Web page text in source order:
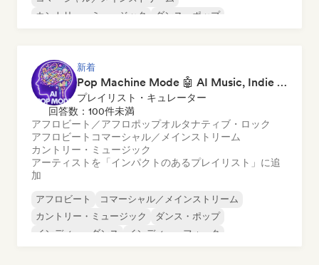
カントリー・ミュージック
ダンス・ポップ
新着
Pop Machine Mode 🤖 AI Music, Indie Pop & Dream Pop
プレイリスト・キュレーター
回答数：100件未満
アフロビート／アフロポップオルタナティブ・ロック
アフロビート コマーシャル／メインストリーム
カントリー・ミュージック
アーティストを「インパクトのあるプレイリスト」に追
加
アフロビート
コマーシャル／メインストリーム
カントリー・ミュージック
ダンス・ポップ
インディー・ダンス
インディー・フォーク